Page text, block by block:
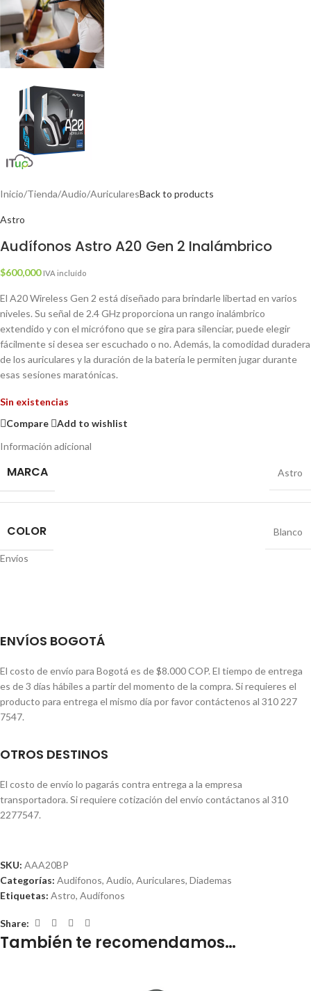
Inicio/Tienda/Audio/AuricularesBack to products
Astro
Audífonos Astro A20 Gen 2 Inalámbrico
$600,000 IVA incluído
El A20 Wireless Gen 2 está diseñado para brindarle libertad en varios
niveles. Su señal de 2.4 GHz proporciona un rango inalámbrico
extendido y con el micrófono que se gira para silenciar, puede elegir
fácilmente si desea ser escuchado o no. Además, la comodidad duradera
de los auriculares y la duración de la batería le permiten jugar durante
esas sesiones maratónicas.
Sin existencias
Compare
Add to wishlist
Información adicional
MARCA Astro
COLOR Blanco
Envíos
ENVÍOS BOGOTÁ
El costo de envío para Bogotá es de $8.000 COP. El tiempo de entrega
es de 3 días hábiles a partir del momento de la compra. Si requieres el
producto para entrega el mismo día por favor contáctenos al 310 227
7547.
OTROS DESTINOS
El costo de envío lo pagarás contra entrega a la empresa
transportadora. Si requiere cotización del envío contáctanos al 310
2277547.
SKU: AAA20BP
Categorías: Audifonos, Audio, Auriculares, Diademas
Etiquetas: Astro, Audífonos
Share:
También te recomendamos…